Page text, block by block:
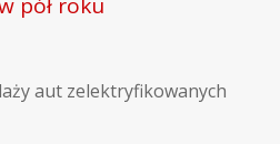
pół roku
aut zelektryfikowanych